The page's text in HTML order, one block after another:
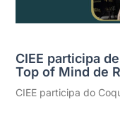
CIEE participa
Top of Mind de
CIEE participa do